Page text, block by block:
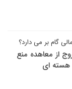
گام بر می دارد؟
از معاهده منع
ای